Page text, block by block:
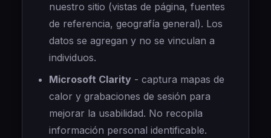
nuestro sitio (vistas de página, fuentes
de referencia, geografía general). Los
datos se agregan y no se vinculan a
individuos.
Microsoft Clarity - captura mapas de
calor y grabaciones de sesión para
mejorar la usabilidad. No recopila
información personal identificable.